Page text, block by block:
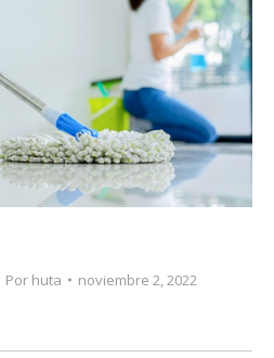
Por huta noviembre 2, 2022